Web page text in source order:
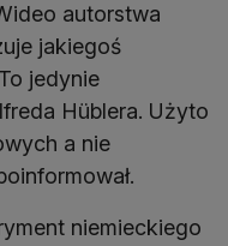
autorstwa
jakiegoś
jedynie
Hüblera. Użyto
a nie
niemieckiego